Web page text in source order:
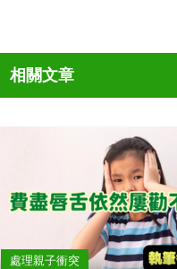
相關文章
處理親子衝突